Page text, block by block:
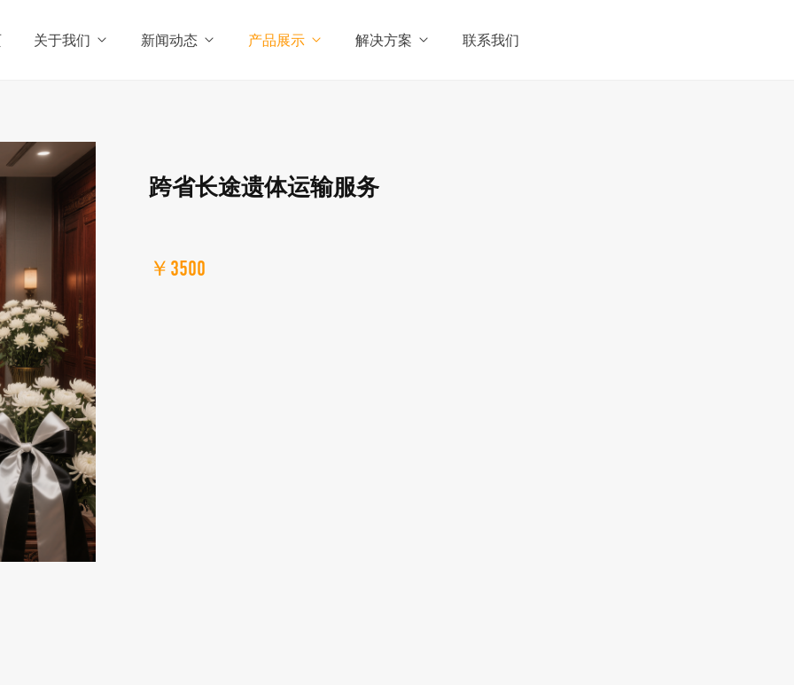
关于我们 新闻动态 产品展示 解决方案 联系我们
跨省长途遗体运输服务
￥3500